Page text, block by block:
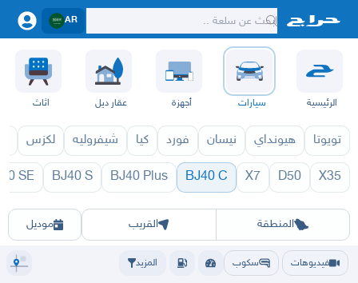
AR
الرئيسية سيارات أجهزة عقار ديل اثاث
تويوتا هيونداي نيسان فورد كيا شيفروليه لكزس
X35
D50
X7
BJ40 C
BJ40 Plus
BJ40 S
SE
المنطقة
الرياض الشرقيه المدينة الطايف القصيمحائل أبها الباحة
القريب موديل
BJ40 C 1970
فيديوهات سكوب المزيد